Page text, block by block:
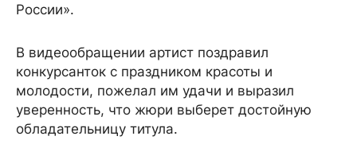
России».
В видеообращении артист поздравил
конкурсанток с праздником красоты и
молодости, пожелал им удачи и выразил
уверенность, что жюри выберет достойную
обладательницу титула.